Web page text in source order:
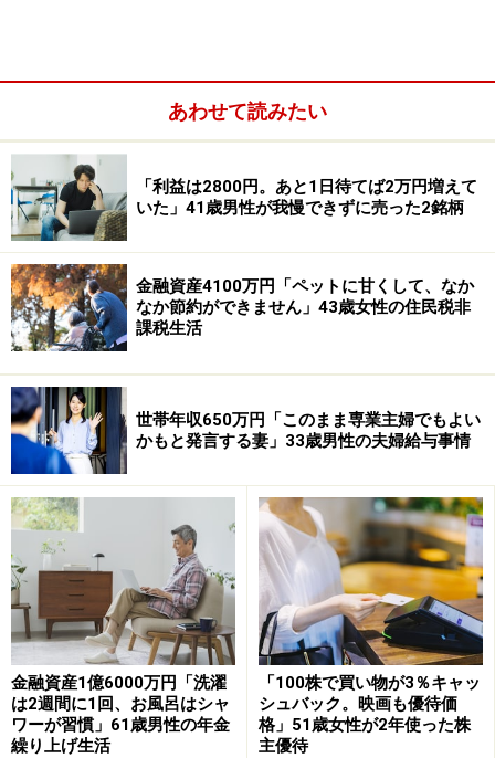
らしにシフトすれば、モノを持たない生活が叶います。
ムダな出費を抑えるだけでなく、場所の節約にも繋がる
ので、家の中も有効活用できますね。
――そのなかで、実際に丸山さんが使っている「シェアサ
ービス」はありますか？
丸山晴美さん：タイムズカー・プラスで、カーシェアを
ずっと利用しています。ちなみに私は、放送大学の現役
学生なので、学割が使えるんです。月額1000円の基本料
金が無料になり、二重におトク。ただし、近場の旅行に
行く時は、レンタカーのほうが安いので、用途によって
使い分けますね。そもそも車は、本体価格が高いだけで
なく、ガソリン代や保険料、駐車場、車検代など、維持
するのにかなりのコストがかかります。車が必要なライ
フスタイルの人は別ですが、比較的利便性のいいところ
に住んでいるなら、持たずに借りるほうが身軽です。
――学割は、いろんなところでメリットがありますね。
あわせて読みたい
「利益は2800円。あと1日待てば2万円増えて
いた」41歳男性が我慢できずに売った2銘柄
金融資産4100万円「ペットに甘くして、なか
なか節約ができません」43歳女性の住民税非
課税生活
世帯年収650万円「このまま専業主婦でもよい
かもと発言する妻」33歳男性の夫婦給与事情
金融資産1億6000万円「洗濯
は2週間に1回、お風呂はシャ
ワーが習慣」61歳男性の年金
繰り上げ生活
「100株で買い物が3％キャッ
シュバック。映画も優待価
格」51歳女性が2年使った株
主優待